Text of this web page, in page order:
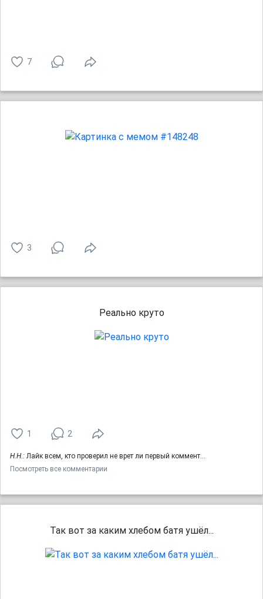
7
3
Реально круто
1 2
Н.Н.: Лайк всем, кто проверил не врет ли первый коммент…
Посмотреть все комментарии
Так вот за каким хлебом батя ушёл...